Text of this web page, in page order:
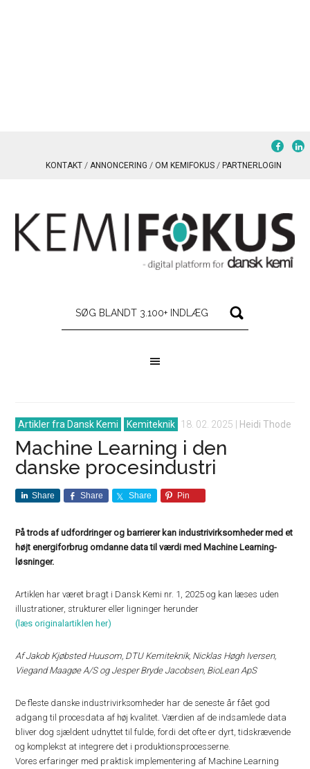
KONTAKT ANNONCERING OM KEMIFOKUS PARTNERLOGIN
Artikler fra Dansk Kemi Kemiteknik 18. 02. 2025 Heidi Thode
Machine Learning i den
danske procesindustri
Share Share Share Pin
På trods af udfordringer og barrierer kan industrivirksomheder med et
højt energiforbrug omdanne data til værdi med Machine Learning-
løsninger.
Artiklen har været bragt i Dansk Kemi nr. 1, 2025 og kan læses uden
illustrationer, strukturer eller ligninger herunder
(læs originalartiklen her)
Af Jakob Kjøbsted Huusom, DTU Kemiteknik, Nicklas Høgh Iversen,
Viegand Maagøe A/S og Jesper Bryde Jacobsen, BioLean ApS
De fleste danske industrivirksomheder har de seneste år fået god
adgang til procesdata af høj kvalitet. Værdien af de indsamlede data
bliver dog sjældent udnyttet til fulde, fordi det ofte er dyrt, tidskrævende
og komplekst at integrere det i produktionsprocesserne.
Vores erfaringer med praktisk implementering af Machine Learning